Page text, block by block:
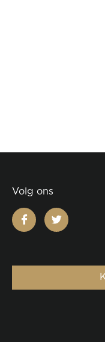
Volg ons
facebooktwitter